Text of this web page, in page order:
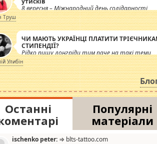
8 вересня – Міжнародний день солідарності
журналістів.
Труш
ЧИ МАЮТЬ УКРАЇНЦІ ПЛАТИТИ
СТИПЕНДІЇ?
Рідко пишу лонгріди тим паче на такі теми,
але вже просто дістало! Обурюють
інсенуації навколо стипендіального питання.
Штучно роздувається ще одна соціальна
катастрофа.
Улибін
Останні
Популярні
матеріали
ischenko peter: ⇒ blts-tattoo.com